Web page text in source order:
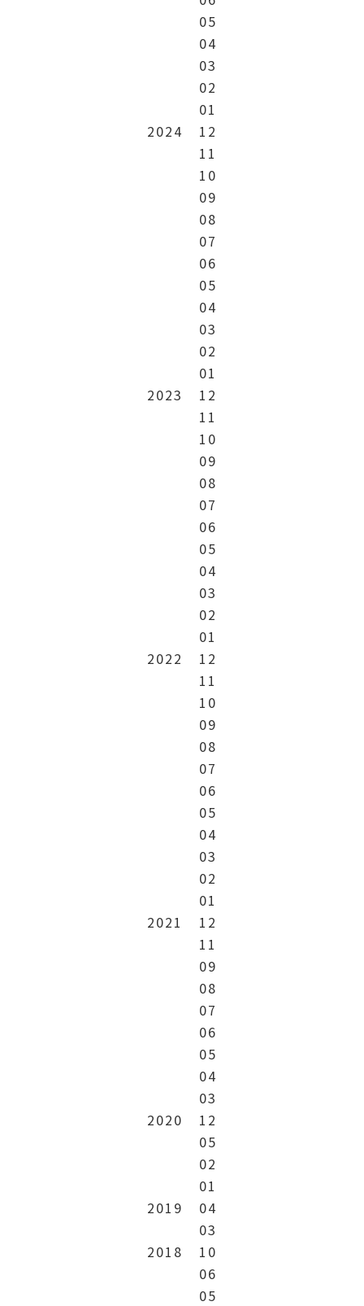
05
04
03
02
01
2024
12
11
10
09
08
07
06
05
04
03
02
01
2023
12
11
10
09
08
07
06
05
04
03
02
01
2022
12
11
10
09
08
07
06
05
04
03
02
01
2021
12
11
09
08
07
06
05
04
03
2020
12
05
02
01
2019
04
03
2018
10
06
05